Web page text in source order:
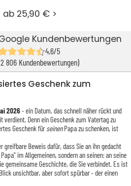
ab 25,90 € >
Kundenbewertungen
4,6/5
806 Kundenbewertungen)
Geschenk zum
2026- ein Datum, das schnell näher rückt und
verdient. Denn ein Geschenk zum Vatertag zu
Geschenk fürseinenPapa zu schenken, ist
greifbare Beweis dafür, dass Sie an ihn gedacht
im Allgemeinen, sondern an seinen: an seine
gemeinsame Geschichte, die Sie verbindet. Es ist
unsichtbar, aber sofort spürbar - der einen